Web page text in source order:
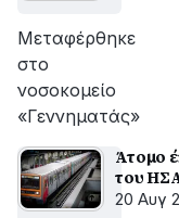
Μεταφέρθηκε
στο
νοσοκομείο
«Γεννηματάς»
Άτομο
του
20 Αυγ